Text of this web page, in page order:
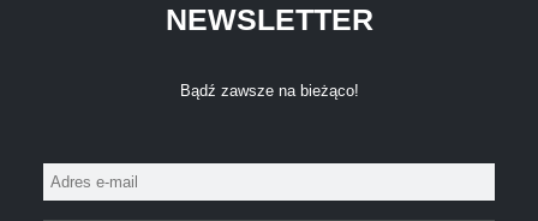
NEWSLETTER
Bądź zawsze na bieżąco!
Adres
e-